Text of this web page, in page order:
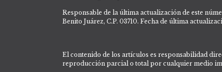
Responsable de la última actualización de este
Benito Juárez, C.P. 03710. Fecha de última
El contenido de los artículos es responsabilidad
reproducción parcial o total por cualquier medio